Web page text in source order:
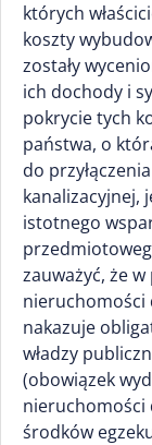
których
koszty
zostały
ich dochody i
pokrycie tych
państwa, o
do
kanalizacyjnej,
istotnego
zauważyć, że
nieruchomości
nakazuje
władzy
(obowiązek
nieruchomości
środków